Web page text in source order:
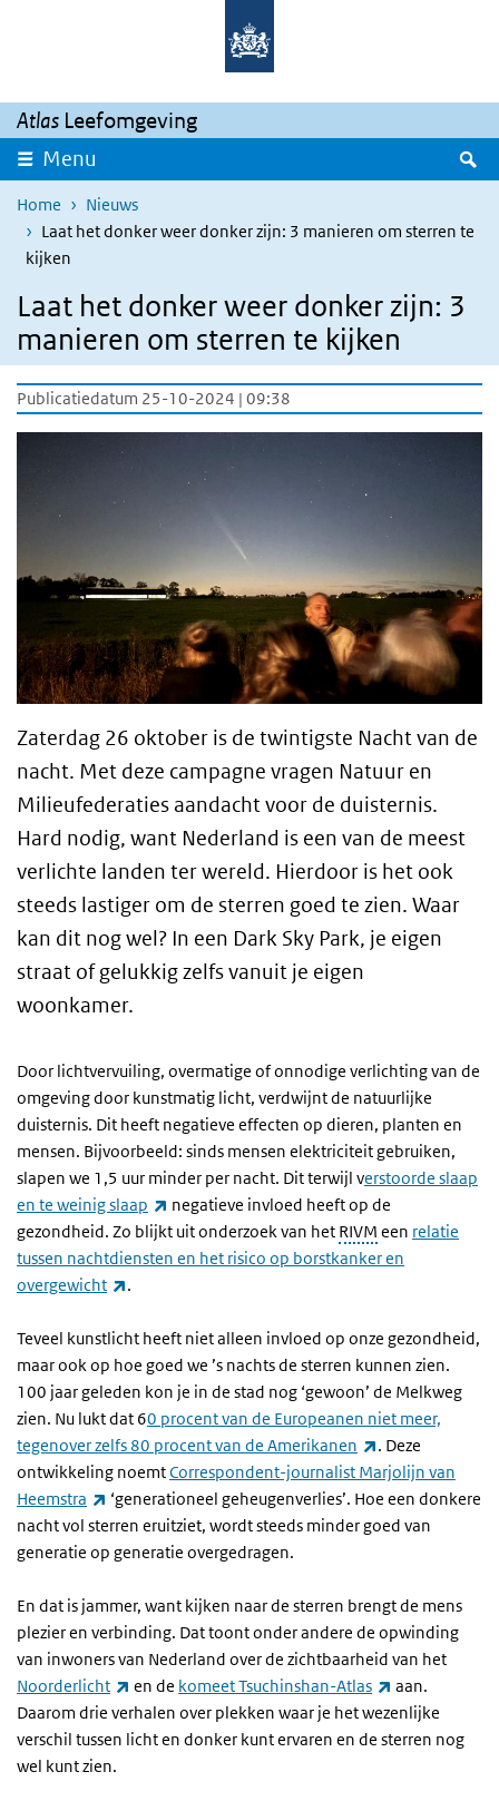
Overslaan en naar de inhoud gaan
Atlas Leefomgeving
Menu
Home
Nieuws
Laat het donker weer donker zijn: 3 manieren om sterren te
kijken
Laat het donker weer donker zijn: 3
manieren om sterren te kijken
Publicatiedatum 25-10-2024 | 09:38
Zaterdag 26 oktober is de twintigste Nacht van de
nacht. Met deze campagne vragen Natuur en
Milieufederaties aandacht voor de duisternis.
Hard nodig, want Nederland is een van de meest
verlichte landen ter wereld. Hierdoor is het ook
steeds lastiger om de sterren goed te zien. Waar
kan dit nog wel? In een Dark Sky Park, je eigen
straat of gelukkig zelfs vanuit je eigen
woonkamer.
Door lichtvervuiling, overmatige of onnodige verlichting van de
omgeving door kunstmatig licht, verdwijnt de natuurlijke
duisternis. Dit heeft negatieve effecten op dieren, planten en
mensen. Bijvoorbeeld: sinds mensen elektriciteit gebruiken,
slapen we 1,5 uur minder per nacht. Dit terwijl verstoorde slaap
en te weinig slaap
(externe link)
negatieve invloed heeft op de
gezondheid. Zo blijkt uit onderzoek van het RIVM een relatie
tussen nachtdiensten en het risico op borstkanker en
overgewicht
(externe link)
.
Teveel kunstlicht heeft niet alleen invloed op onze gezondheid,
maar ook op hoe goed we ’s nachts de sterren kunnen zien.
100 jaar geleden kon je in de stad nog ‘gewoon’ de Melkweg
zien. Nu lukt dat 60 procent van de Europeanen niet meer,
tegenover zelfs 80 procent van de Amerikanen
(externe link)
. Deze
ontwikkeling noemtCorrespondent-journalist Marjolijn van
Heemstra
(externe link)
‘generationeel geheugenverlies’. Hoe een donkere
nacht vol sterren eruitziet, wordt steeds minder goed van
generatie op generatie overgedragen.
En dat is jammer, want kijken naar de sterren brengt de mens
plezier en verbinding. Dat toont onder andere de opwinding
van inwoners van Nederland over de zichtbaarheid van het
Noorderlicht
(externe link)
en de komeet Tsuchinshan-Atlas (externe link)
aan.
Daarom drie verhalen over plekken waar je het wezenlijke
verschil tussen licht en donker kunt ervaren en de sterren nog
wel kunt zien.